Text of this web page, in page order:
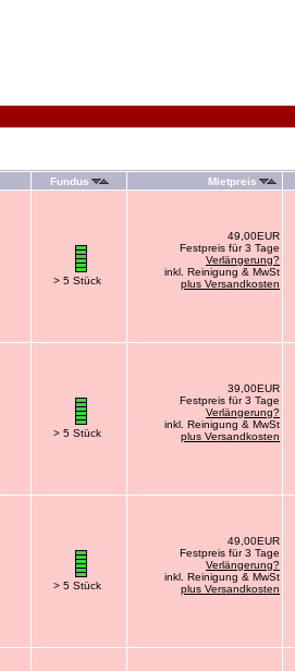
Fundus Mietpreis
> 5 Stück
49,00EUR
Festpreis für 3 Tage
Verlängerung?
inkl. Reinigung & MwSt
plus Versandkosten
> 5 Stück
39,00EUR
Festpreis für 3 Tage
Verlängerung?
inkl. Reinigung & MwSt
plus Versandkosten
> 5 Stück
49,00EUR
Festpreis für 3 Tage
Verlängerung?
inkl. Reinigung & MwSt
plus Versandkosten